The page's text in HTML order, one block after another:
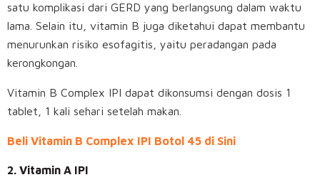
satu komplikasi dari GERD yang berlangsung dalam waktu
lama. Selain itu, vitamin B juga diketahui dapat membantu
menurunkan risiko esofagitis, yaitu peradangan pada
kerongkongan.
Vitamin B Complex IPI dapat dikonsumsi dengan dosis 1
tablet, 1 kali sehari setelah makan.
Beli Vitamin B Complex IPI Botol 45 di Sini
2. Vitamin A IPI